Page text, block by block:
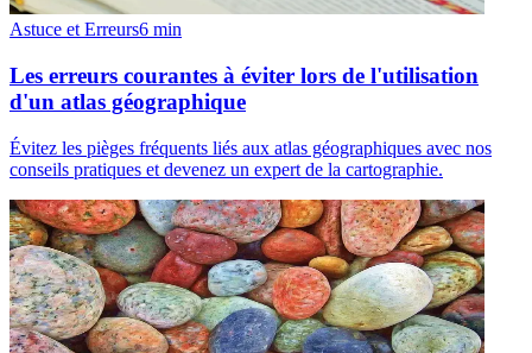
Astuce et Erreurs6 min
Les erreurs courantes à éviter lors de l'utilisation
d'un atlas géographique
Évitez les pièges fréquents liés aux atlas géographiques avec nos
conseils pratiques et devenez un expert de la cartographie.